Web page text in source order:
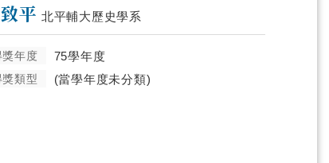
平 北平輔大歷史學系
獎年度 75學年度
獎類型 (當學年度未分類)